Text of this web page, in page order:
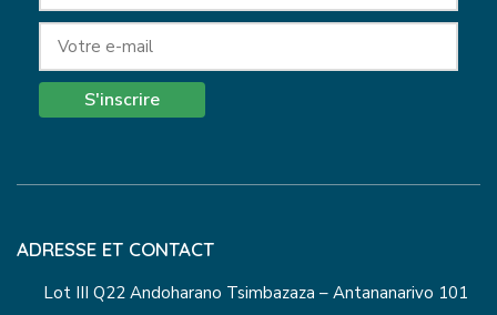
S'inscrire
ADRESSE ET CONTACT
Lot III Q22 Andoharano Tsimbazaza – Antananarivo 101